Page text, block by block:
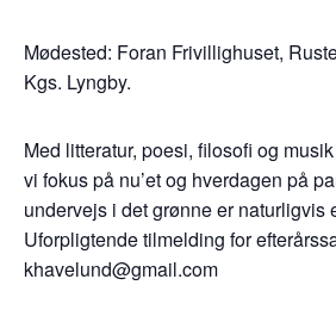
Mødested: Foran Frivillighuset,
Kgs. Lyngby.
Med litteratur, poesi, filosofi og
vi fokus på nu’et og hverdagen på
undervejs i det grønne er naturligvis
Uforpligtende tilmelding for
khavelund@gmail.com